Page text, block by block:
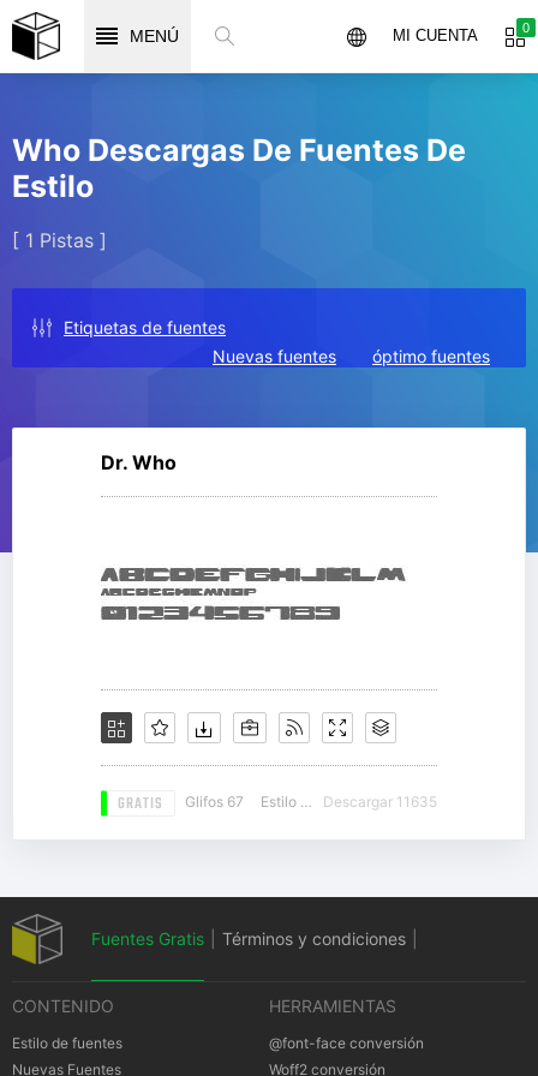
MENÚ 0
MI CUENTA
Who Descargas De Fuentes De
Estilo
[ 1 Pistas ]
Etiquetas de fuentes
Nuevas fuentes
óptimo fuentes
Dr. Who
GRATIS Glifos 67 Estilo 20 Descargar 11635
Fuentes Gratis Términos y condiciones
CONTENIDO
Estilo de fuentes
Nuevas Fuentes
HERRAMIENTAS
@font-face conversión
Woff2 conversión